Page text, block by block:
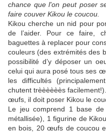
chance que l'on peut poser
faire couver Kikou le coucou.
Kikou cherche un nid pour
de l’aider. Pour ce faire,
baguettes à replacer pour
couleurs (des extrémités des
possibilité d’y déposer un
celui qui aura posé tous ses
les difficultés
chutent trèèèèèès
œufs, il doit poser Kikou le
Le jeu comprend 1 base
métallisée), 1 figurine de
en bois, 20 œufs de coucou